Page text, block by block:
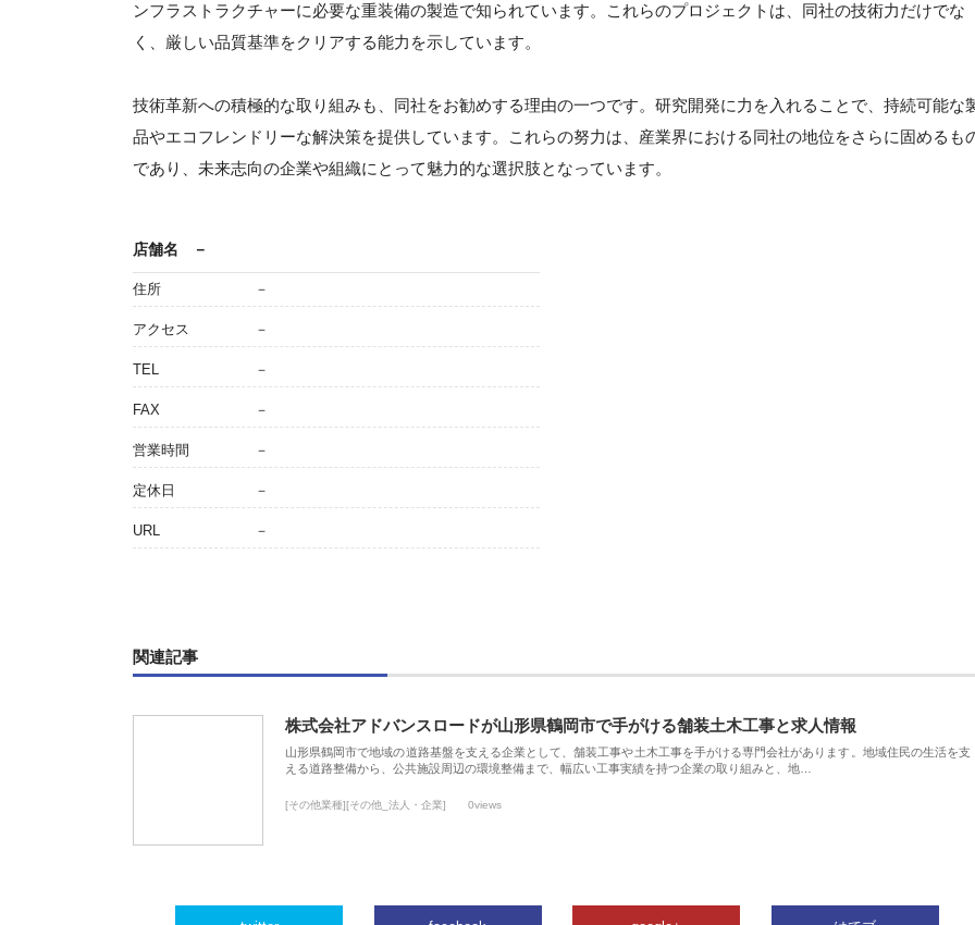
ンフラストラクチャーに必要な重装備の製造で知られています。これらのプロジェクトは、同社の技術力だけでな
く、厳しい品質基準をクリアする能力を示しています。
技術革新への積極的な取り組みも、同社をお勧めする理由の一つです。研究開発に力を入れることで、持続可能な
品やエコフレンドリーな解決策を提供しています。これらの努力は、産業界における同社の地位をさらに固めるも
であり、未来志向の企業や組織にとって魅力的な選択肢となっています。
店舗名 －
住所 －
アクセス －
TEL －
FAX －
営業時間 －
定休日 －
URL －
関連記事
株式会社アドバンスロードが山形県鶴岡市で手がける舗装土木工事と求人情報
山形県鶴岡市で地域の道路基盤を支える企業として、舗装工事や土木工事を手がける専門会社があります。地域住民の生活を支
える道路整備から、公共施設周辺の環境整備まで、幅広い工事実績を持つ企業の取り組みと、地…
[その他業種][その他_法人・企業] 0views